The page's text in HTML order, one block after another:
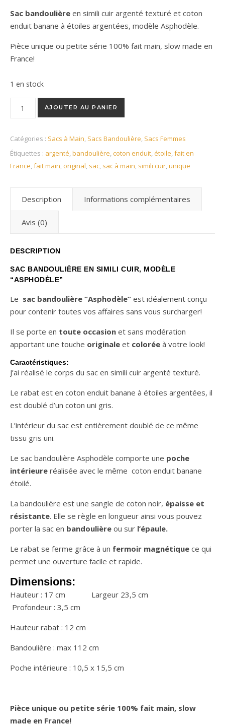
Sac bandoulière en simili cuir argenté texturé et coton
enduit banane à étoiles argentées, modèle Asphodèle.
Pièce unique ou petite série 100% fait main, slow made en
France!
1 en stock
quantité de Sac bandoulière en simili cuir argenté et coton
AJOUTER AU PANIER
Catégories : Sacs à Main Sacs Bandoulière Sacs Femmes
Étiquettes : argenté bandoulière coton enduit étoile fait en
France fait main original sac sac à main simili cuir unique
Description Informations complémentaires
Avis (0)
DESCRIPTION
SAC BANDOULIÈRE EN SIMILI CUIR, MODÈLE
“ASPHODÈLE”
Le sac bandoulière “Asphodèle” est idéalement conçu
pour contenir toutes vos affaires sans vous surcharger!
Il se porte en toute occasion et sans modération
apportant une touche originale et colorée à votre look!
Caractéristiques:
J’ai réalisé le corps du sac en simili cuir argenté texturé.
Le rabat est en coton enduit banane à étoiles argentées, il
est doublé d’un coton uni gris.
L’intérieur du sac est entièrement doublé de ce même
tissu gris uni.
Le sac bandoulière Asphodèle comporte une poche
intérieure réalisée avec le même coton enduit banane
étoilé.
La bandoulière est une sangle de coton noir, épaisse et
résistante. Elle se règle en longueur ainsi vous pouvez
porter la sac en bandoulière ou sur l’épaule.
Le rabat se ferme grâce à un fermoir magnétique ce qui
permet une ouverture facile et rapide.
Dimensions:
Hauteur : 17 cm Largeur 23,5 cm
Profondeur : 3,5 cm
Hauteur rabat : 12 cm
Bandoulière : max 112 cm
Poche intérieure : 10,5 x 15,5 cm
Pièce unique ou petite série 100% fait main, slow
made en France!